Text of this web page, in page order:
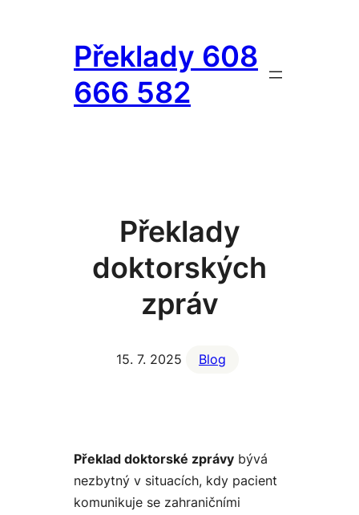
obsahPřeklady 608
666 582
Překlady
doktorských
zpráv
15. 7. 2025 Blog
Překlad doktorské zprávy bývá
nezbytný v situacích, kdy pacient
komunikuje se zahraničními